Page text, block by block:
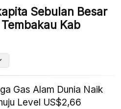
Sebulan Besar
Kab
Gas Alam Dunia Naik
Level US$2,66